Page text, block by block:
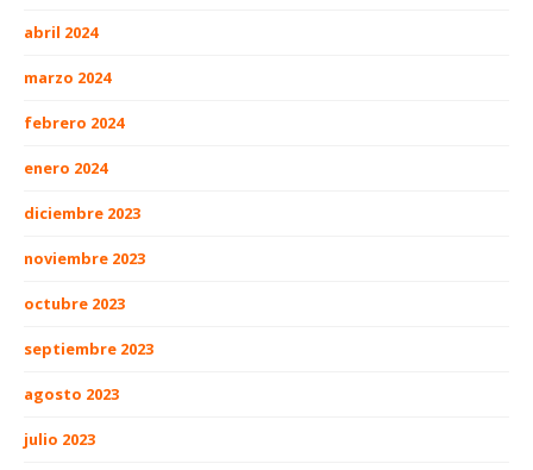
abril 2024
marzo 2024
febrero 2024
enero 2024
diciembre 2023
noviembre 2023
octubre 2023
septiembre 2023
agosto 2023
julio 2023